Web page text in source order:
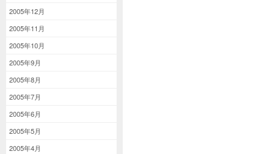
2005年12月
2005年11月
2005年10月
2005年9月
2005年8月
2005年7月
2005年6月
2005年5月
2005年4月